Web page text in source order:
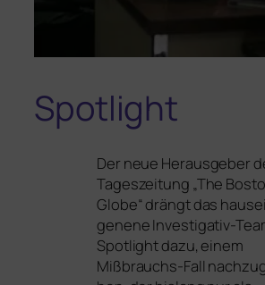
Spotlight
Der neue Herausgeber
Tageszeitung „The
Globe“ drängt das
gene­ne Investigativ-
Spotlight dazu, einem
Mißbrauchs-Fall